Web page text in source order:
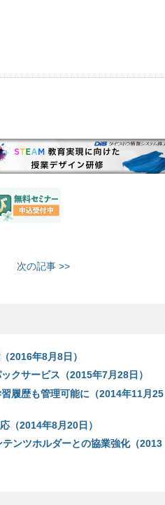
次の記事 >>
2016年8月8日）
クサービス（2015年7月28日）
履歴も管理可能に（2014年11月25
（2014年8月20日）
ンツホルダーとの協業強化（2013